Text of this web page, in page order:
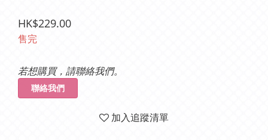
HK$229.00
售完
若想購買，請聯絡我們。
聯絡我們
加入追蹤清單